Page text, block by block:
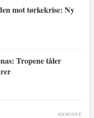
mot tørkekrise: Ny
Tropene tåler
ANNONSE